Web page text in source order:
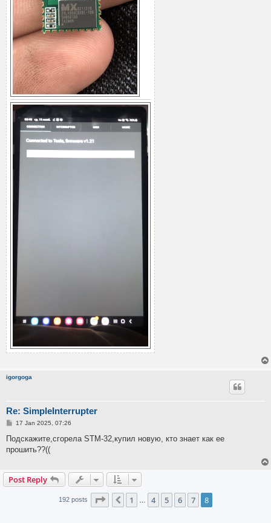
igorgoga
Re: SimpleInterrupter
P
s
17 Jan 2025, 07:26
Подскажите,сгорела STM-32,купил новую, кто знает как ее
прошить??((
Post Reply
192 posts Page of8
Previous
1 4 5 6 7 8